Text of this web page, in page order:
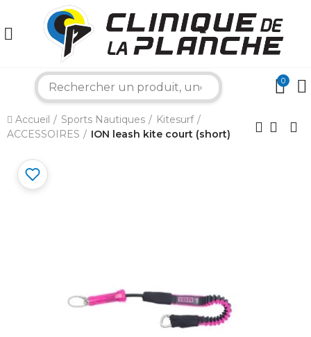
0
Accueil Sports Nautiques
Kitesurf
ACCESSOIRES
ION leash kite court (short)